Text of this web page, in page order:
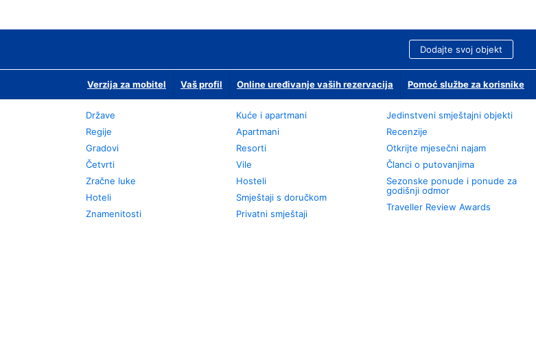
Dodajte svoj objekt
Verzija za mobitel Vaš profil Online uređivanje vaših rezervacija Pomoć službe za korisnike
Države
Regije
Gradovi
Četvrti
Zračne luke
Hoteli
Znamenitosti
Kuće i apartmani
Apartmani
Resorti
Vile
Hosteli
Smještaji s doručkom
Privatni smještaji
Jedinstveni smještajni objekti
Recenzije
Otkrijte mjesečni najam
Članci o putovanjima
Sezonske ponude i ponude za
godišnji odmor
Traveller Review Awards